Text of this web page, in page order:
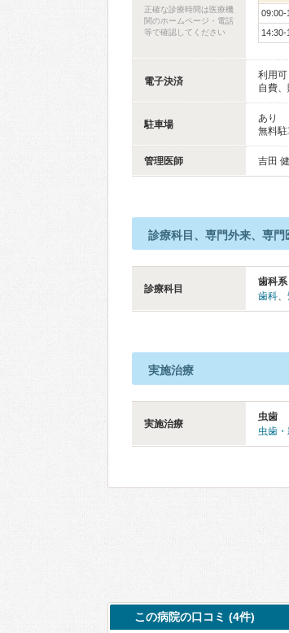
正確な診療時間は医療機
関のホームページ・電話
等で確認してください
09:00-
14:30-
電子決済
利用可
自費
駐車場
あり
無料
管理医師 吉田 健
診療科目、専門外来、専門
診療科目
歯科系
歯科、
実施治療
実施治療
虫歯
虫歯
この病院の口コミ (4件)